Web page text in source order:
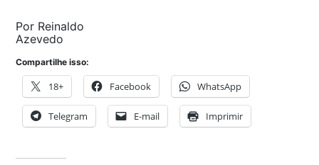
Por Reinaldo
Azevedo
Compartilhe isso:
18+ Facebook WhatsApp
Telegram E-mail Imprimir